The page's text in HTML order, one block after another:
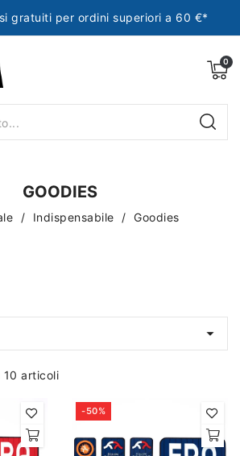
gratuiti per ordini superiori a 60 €*
GOODIES
Indispensabile Goodies

10 articoli
-50%